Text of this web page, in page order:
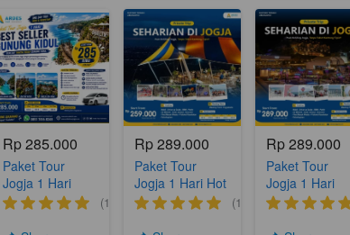
Rp 285.000
Paket Tour
Jogja 1 Hari
Gunung Kidul
(1)
Rp 289.000
Paket Tour
Jogja 1 Hari Hot
Deals Gunung
(1)
Rp 289.000
Paket Tour
Jogja 1 Hari
Best Seller